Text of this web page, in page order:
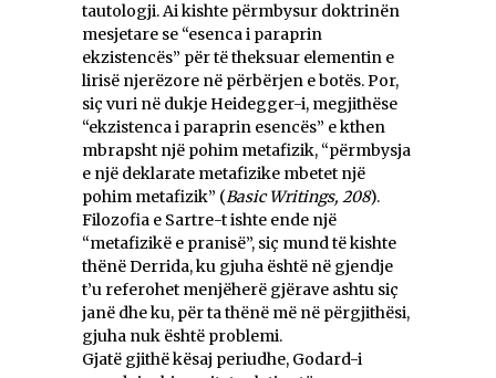
tautologji. Ai kishte përmbysur doktrinën
mesjetare se “esenca i paraprin
ekzistencës” për të theksuar elementin e
lirisë njerëzore në përbërjen e botës. Por,
siç vuri në dukje Heidegger-i, megjithëse
“ekzistenca i paraprin esencës” e kthen
mbrapsht një pohim metafizik, “përmbysja
e një deklarate metafizike mbetet një
pohim metafizik” (Basic Writings, 208).
Filozofia e Sartre-t ishte ende një
“metafizikë e pranisë”, siç mund të kishte
thënë Derrida, ku gjuha është në gjendje
t’u referohet menjëherë gjërave ashtu siç
janë dhe ku, për ta thënë më në përgjithësi,
gjuha nuk është problemi.
Gjatë gjithë kësaj periudhe, Godard-i